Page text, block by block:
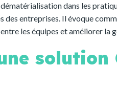
dans les
des entreprises. Il évoque
les équipes et améliorer la
solution